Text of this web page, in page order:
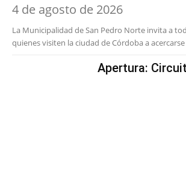
4 de agosto de 2026
La Municipalidad de San Pedro Norte invita a
quienes visiten la ciudad de Córdoba a
Apertura: